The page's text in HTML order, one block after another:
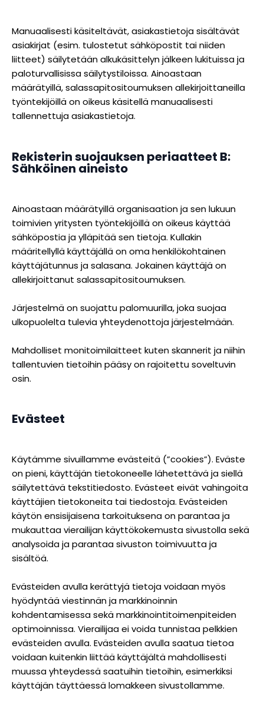
Manuaalisesti käsiteltävät, asiakastietoja sisältävät
asiakirjat (esim. tulostetut sähköpostit tai niiden
liitteet) säilytetään alkukäsittelyn jälkeen lukituissa ja
paloturvallisissa säilytystiloissa. Ainoastaan
määrätyillä, salassapitositoumuksen allekirjoittaneilla
työntekijöillä on oikeus käsitellä manuaalisesti
tallennettuja asiakastietoja.
Rekisterin suojauksen periaatteet B:
Sähköinen aineisto
Ainoastaan määrätyillä organisaation ja sen lukuun
toimivien yritysten työntekijöillä on oikeus käyttää
sähköpostia ja ylläpitää sen tietoja. Kullakin
määritellyllä käyttäjällä on oma henkilökohtainen
käyttäjätunnus ja salasana. Jokainen käyttäjä on
allekirjoittanut salassapitositoumuksen.
Järjestelmä on suojattu palomuurilla, joka suojaa
ulkopuolelta tulevia yhteydenottoja järjestelmään.
Mahdolliset monitoimilaitteet kuten skannerit ja niihin
tallentuvien tietoihin pääsy on rajoitettu soveltuvin
osin.
Evästeet
Käytämme sivuillamme evästeitä (”cookies”). Eväste
on pieni, käyttäjän tietokoneelle lähetettävä ja siellä
säilytettävä tekstitiedosto. Evästeet eivät vahingoita
käyttäjien tietokoneita tai tiedostoja. Evästeiden
käytön ensisijaisena tarkoituksena on parantaa ja
mukauttaa vierailijan käyttökokemusta sivustolla sekä
analysoida ja parantaa sivuston toimivuutta ja
sisältöä.
Evästeiden avulla kerättyjä tietoja voidaan myös
hyödyntää viestinnän ja markkinoinnin
kohdentamisessa sekä markkinointitoimenpiteiden
optimoinnissa. Vierailijaa ei voida tunnistaa pelkkien
evästeiden avulla. Evästeiden avulla saatua tietoa
voidaan kuitenkin liittää käyttäjältä mahdollisesti
muussa yhteydessä saatuihin tietoihin, esimerkiksi
käyttäjän täyttäessä lomakkeen sivustollamme.